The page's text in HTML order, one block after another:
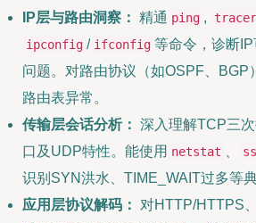
IP层与路由洞察： 精通 ping ,
ipconfig / ifconfig 等命令，诊断
问题。对路由协议（如OSPF、BGP
路由表异常。
传输层会话分析： 深入理解TCP三
口及UDP特性。能使用 netstat ss
识别SYN洪水、TIME_WAIT过多等典
应用层协议解码：
对HTTP/HTTPS